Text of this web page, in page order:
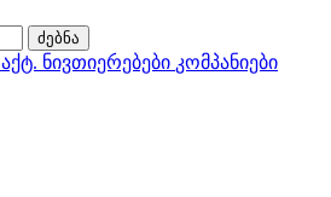
ძებნა
აქტ. ნივთიერებები კომპანიები